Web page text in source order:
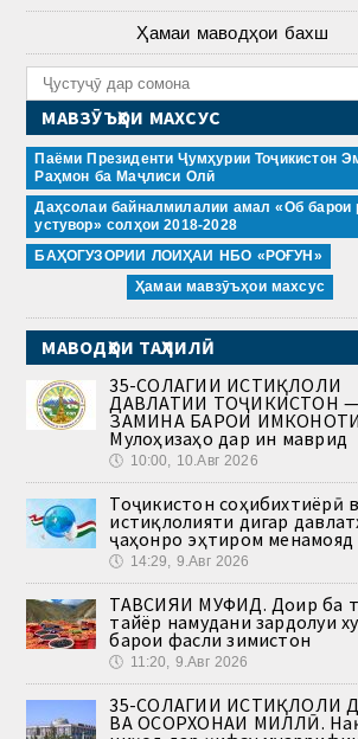
Ҳамаи маводҳои бахш
МАВЗӮЪҲОИ МАХСУС
Паёми Президенти Ҷумҳурии Тоҷикистон
Раҳмон ба Маҷлиси Олӣ
Даҳсолаи байналмилалии амал «Об барои
устувор» солҳои 2018-2028
БАҲОГУЗОРИИ ЛОИҲАИ НБО «РОҒУН»
Ҳамаи мавзӯъҳои махсус
МАВОДҲОИ ТАҲЛИЛӢ
35-СОЛАГИИ ИСТИҚЛОЛИ
ДАВЛАТИИ ТОҶИКИСТОН —
ЗАМИНА БАРОИ
Мулоҳизаҳо дар ин маврид
🕔 10:00, 10.Авг 2026
Тоҷикистон соҳибихтиёрӣ
истиқлолияти дигар
ҷаҳонро эҳтиром менамояд
🕔 14:29, 9.Авг 2026
ТАВСИЯИ МУФИД. Доир ба
тайёр намудани зардолуи
барои фасли зимистон
🕔 11:20, 9.Авг 2026
35-СОЛАГИИ ИСТИҚЛОЛИ
ВА ОСОРХОНАИ МИЛЛӢ.